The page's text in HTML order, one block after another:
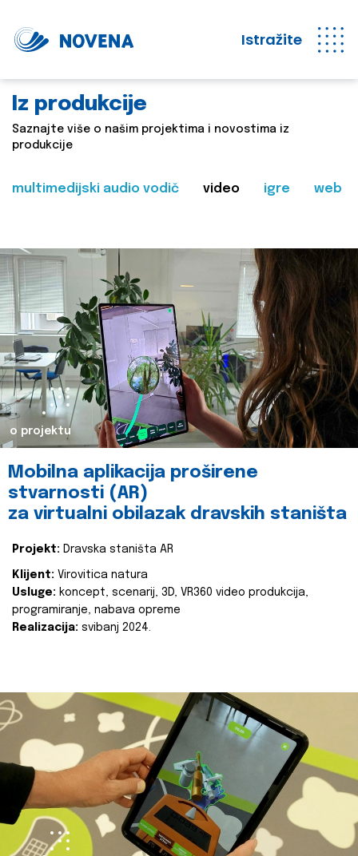
Istražite
Iz produkcije
Saznajte više o našim projektima i novostima iz
produkcije
multimedijski audio vodič video igre web
o projektu
Mobilna aplikacija proširene
stvarnosti (AR)
za virtualni obilazak dravskih staništa
Projekt: Dravska staništa AR
Klijent: Virovitica natura
Usluge: koncept, scenarij, 3D, VR360 video produkcija,
programiranje, nabava opreme
Realizacija: svibanj 2024.